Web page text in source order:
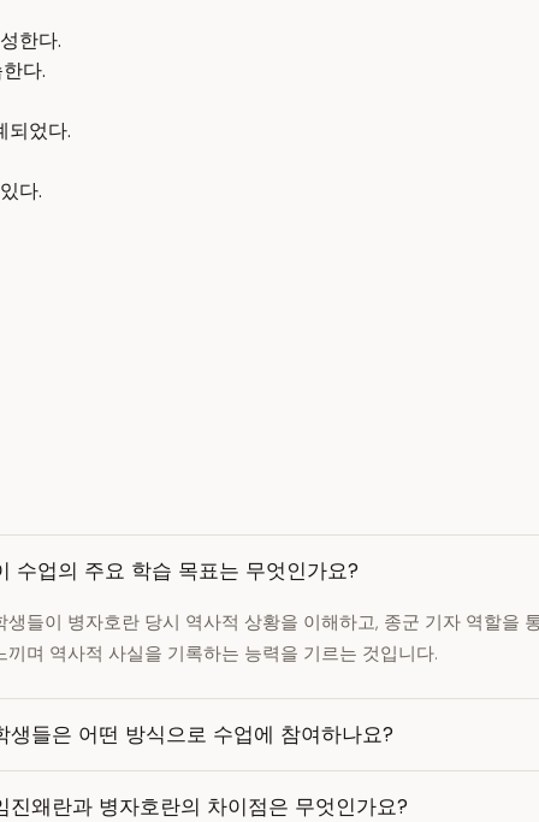
한다.
다.
되었다.
다.
수업의 주요 학습 목표는 무엇인가요?
생들이 병자호란 당시 역사적 상황을 이해하고, 종군 기자 역할을
끼며 역사적 사실을 기록하는 능력을 기르는 것입니다.
생들은 어떤 방식으로 수업에 참여하나요?
진왜란과 병자호란의 차이점은 무엇인가요?